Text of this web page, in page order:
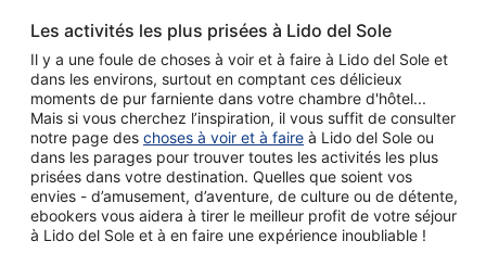
Les activités les plus prisées à Lido del Sole
Il y a une foule de choses à voir et à faire à Lido del Sole et
dans les environs, surtout en comptant ces délicieux
moments de pur farniente dans votre chambre d'hôtel...
Mais si vous cherchez l’inspiration, il vous suffit de consulter
notre page des choses à voir et à faire à Lido del Sole ou
dans les parages pour trouver toutes les activités les plus
prisées dans votre destination. Quelles que soient vos
envies - d’amusement, d’aventure, de culture ou de détente,
ebookers vous aidera à tirer le meilleur profit de votre séjour
à Lido del Sole et à en faire une expérience inoubliable !